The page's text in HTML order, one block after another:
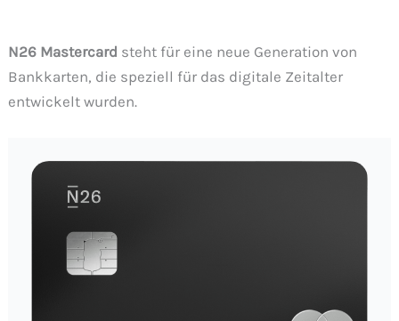
N26 Mastercard steht für eine neue Generation von
Bankkarten, die speziell für das digitale Zeitalter
entwickelt wurden.